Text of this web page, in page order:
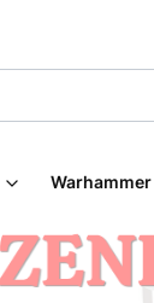
Warhammer